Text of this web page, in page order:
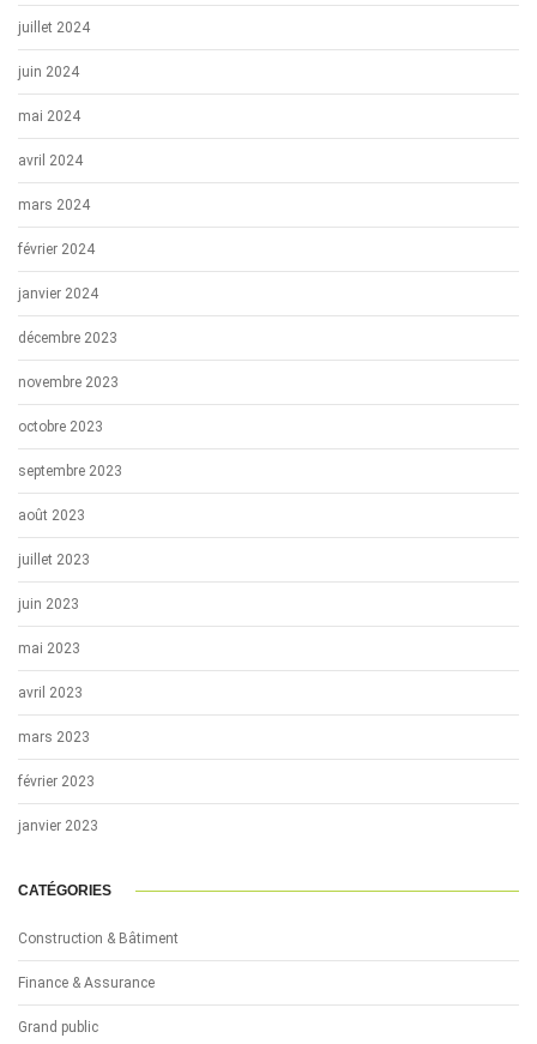
juillet 2024
juin 2024
mai 2024
avril 2024
mars 2024
février 2024
janvier 2024
décembre 2023
novembre 2023
octobre 2023
septembre 2023
août 2023
juillet 2023
juin 2023
mai 2023
avril 2023
mars 2023
février 2023
janvier 2023
CATÉGORIES
Construction & Bâtiment
Finance & Assurance
Grand public